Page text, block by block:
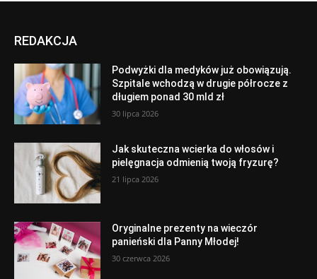
REDAKCJA
Podwyżki dla medyków już obowiązują.
Szpitale wchodzą w drugie półrocze z
długiem ponad 30 mld zł
30 lipca 2026
Jak skuteczna wcierka do włosów i
pielęgnacja odmienią twoją fryzurę?
21 lipca 2026
Oryginalne prezenty na wieczór
panieński dla Panny Młodej!
30 czerwca 2026